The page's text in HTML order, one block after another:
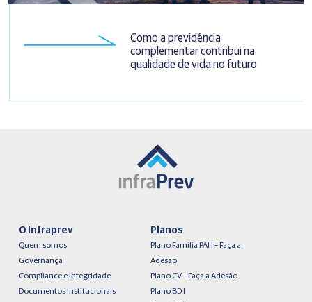
Como a previdência
complementar contribui na
qualidade de vida no futuro
O Infraprev
Quem somos
Governança
Compliance e Integridade
Documentos Institucionais
Planos
Plano Família PAI I – Faça a
Adesão
Plano CV – Faça a Adesão
Plano BD I